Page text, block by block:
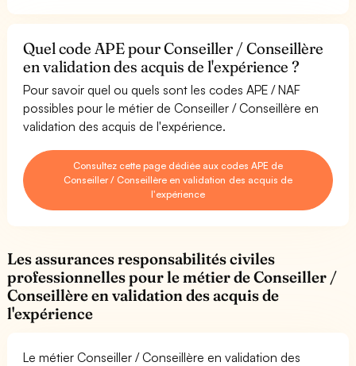
Quel code APE pour Conseiller / Conseillère
en validation des acquis de l'expérience ?
Pour savoir quel ou quels sont les codes APE / NAF
possibles pour le métier de Conseiller / Conseillère en
validation des acquis de l'expérience.
Consultez cette page dédiée aux codes APE de
Conseiller / Conseillère en validation des acquis de
l'expérience
Les assurances responsabilités civiles
professionnelles pour le métier de Conseiller /
Conseillère en validation des acquis de
l'expérience
Le métier Conseiller / Conseillère en validation des